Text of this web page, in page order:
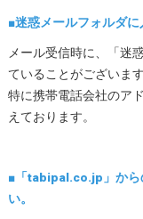
■迷惑メールフォルダに
メール受信時に、「迷
ていることがございます
特に携帯電話会社のア
えております。
■「tabipal.co.jp」から
い。